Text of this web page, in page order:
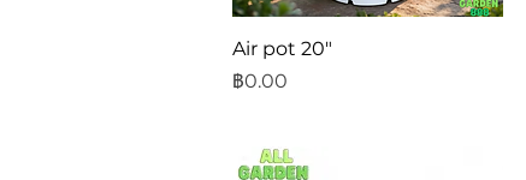
ดูข้อมูลด่วน
Air pot 20"
ราคา
฿0.00